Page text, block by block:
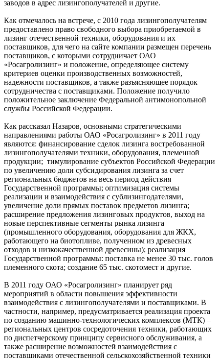
заводов в адрес лизингополучателей и другие.
Как отмечалось на встрече, с 2010 года лизингополучателям
предоставлено право свободного выбора приобретаемой в
лизинг отечественной техники, оборудования и их
поставщиков, для чего на сайте компании размещен перечень
поставщиков, с которыми сотрудничает ОАО
«Росагролизинг» и положение, определяющее систему
критериев оценки производственных возможностей,
надежности поставщиков, а также разъясняющее порядок
сотрудничества с поставщиками. Положение получило
положительное заключение Федеральной антимонопольной
службы Российской Федерации.
Как рассказал Назаров, основными стратегическими
направлениями работы ОАО «Росагролизинг» в 2011 году
являются: финансирование сделок лизинга востребованной
лизингополучателями техники, оборудования, племенной
продукции; тимулирование субъектов Российской Федерации
по увеличению доли субсидирования лизинга за счет
региональных бюджетов на весь период действия
Государственной программы; оптимизация системы
реализации и взаимодействия с сублизингодателями,
увеличение доли прямых поставок предметов лизинга;
расширение предложения лизинговых продуктов, выход на
новые перспективные сегменты рынка лизинга
(промышленного оборудования, оборудования для ЖКХ,
работающего на биотопливе, полученном из древесных
отходов и низкокачественной древесины); реализация
Государственной программы: поставка не менее 30 тыс. голов
племенного скота; создание 65 тыс. скотомест и другие.
В 2011 году ОАО «Росагролизинг» планирует ряд
мероприятий в области повышения эффективности
взаимодействия с лизингополучателями и поставщиками. В
частности, например, предусматривается реализация проекта
по созданию машинно-технологических комплексов (МТК) –
региональных центров сосредоточения техники, работающих
по диспетчерскому принципу сервисного обслуживания, а
также расширение возможностей взаимодействия с
поставщиками отечественной сельскохозяйственной техники